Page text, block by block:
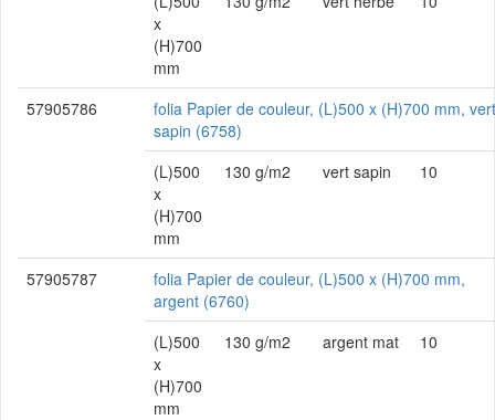
x
(H)700
mm
57905786
folia Papier de couleur, (L)500 x (H)700 mm, vert
sapin (6758)
(L)500
x
(H)700
mm
130 g/m2 vert sapin 10
57905787
folia Papier de couleur, (L)500 x (H)700 mm,
argent (6760)
(L)500
x
(H)700
mm
130 g/m2 argent mat 10